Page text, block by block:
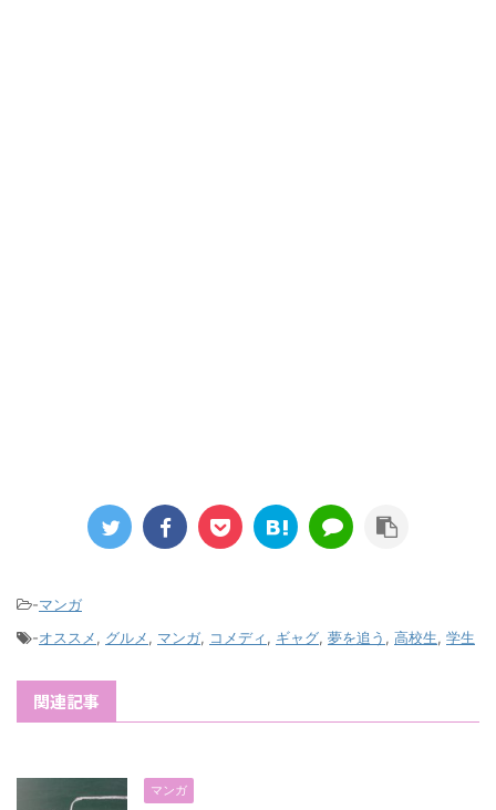
-マンガ
-オススメ, グルメ, マンガ, コメディ, ギャグ, 夢を追う , 高校生, 学生
関連記事
マンガ